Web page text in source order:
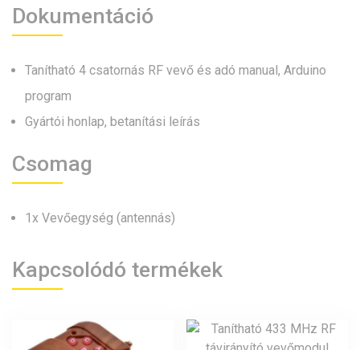
Dokumentáció
Tanítható 4 csatornás RF vevő és adó manual, Arduino
program
Gyártói honlap, betanítási leírás
Csomag
1x Vevőegység (antennás)
Kapcsolódó termékek